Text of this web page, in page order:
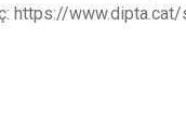
https://